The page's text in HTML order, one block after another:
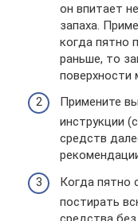
он впитает
запаха.
когда пятно
раньше, то
поверхности
Примените
инструкции
средств
Когда пятно
постирать